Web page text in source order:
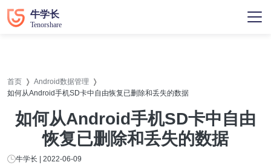
首页
Android数据管理
如何从Android手机SD卡中自由恢复已删除和丢失的数据
如何从Android手机SD卡中自由
恢复已删除和丢失的数据
牛学长 | 2022-06-09